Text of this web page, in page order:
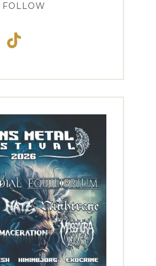
FOLLOW
TikTok